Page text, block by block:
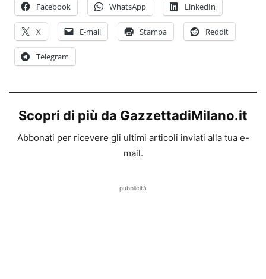
Facebook WhatsApp LinkedIn
X E-mail Stampa Reddit
Telegram
Scopri di più da GazzettadiMilano.it
Abbonati per ricevere gli ultimi articoli inviati alla tua e-
mail.
pubblicità